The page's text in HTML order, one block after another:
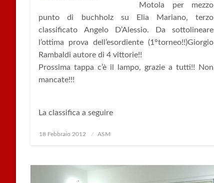
Motola per mezzo
punto di buchholz su Elia Mariano, terzo
classificato Angelo D’Alessio. Da sottolineare
l’ottima prova dell’esordiente (1°torneo!!)Giorgio
Rambaldi autore di 4 vittorie!!
Prossima tappa c’è il lampo, grazie a tutti!! Non
mancate!!!
La classifica a seguire
Posted
18 Febbraio 2012 ASM